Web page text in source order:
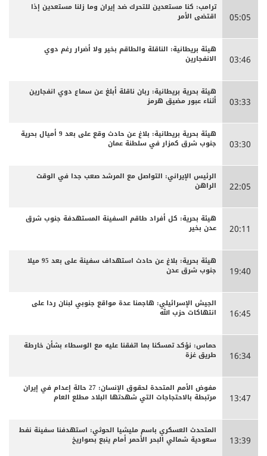
05:05
ترامب: كنا مستعدين للتحرك ضد إيران وما زلنا مستعدين إذا
اقتضى الأمر
03:46
هيئة بريطانية: الناقلة والطاقم بخير ولا أضرار رغم دوي
الانفجارين
03:33
هيئة بحرية بريطانية: ربان ناقلة أبلغ عن سماع دوي انفجارين
أثناء عبور مضيق هرمز
03:30
هيئة بحرية بريطانية: بلاغ عن حادث وقع على بعد 9 أميال بحرية
جنوب شرق كمزار في سلطنة عمان
22:05
الرئيس الإيراني: التواصل مع المرشد صعب جدا في الوقت
الراهن
20:11
هيئة بحرية: كل أفراد طاقم السفينة المستهدفة جنوب شرق
عدن بخير
19:40
هيئة بحرية: بلاغ عن حادث استهداف سفينة على بعد 95 ميلا
جنوب شرق عدن
16:45
الجيش الإسرائيلي: هاجمنا عدة مواقع جنوبي لبنان ردا على
انتهاكات حزب الله
16:34
حماس: نؤكد تمسكنا بما اتفقنا عليه مع الوسطاء بشأن خارطة
طريق غزة
13:47
مفوض الأمم المتحدة لحقوق الإنسان: 27 حالة إعدام في إيران
مرتبطة بالاحتجاجات التي شهدتها البلاد مطلع العام
13:39
المتحدث العسكري باسم مليشيا الحوثي: استهدفنا سفينة نفط
سعودية شمالي البحر الأحمر أمام ينبع بصواريخ